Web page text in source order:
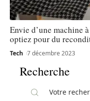
Envie d’une machine
optiez pour du
Tech 7 décembre 2023
Recherche